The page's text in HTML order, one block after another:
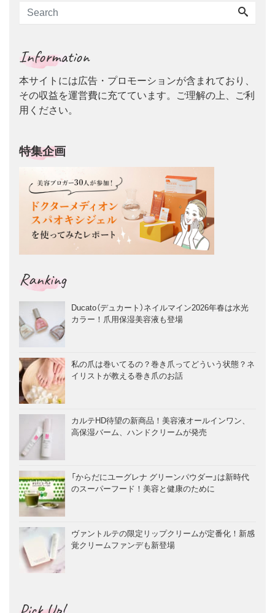
Information
本サイトには広告・プロモーションが含まれており、
その収益を運営費に充てています。ご理解の上、ご利
用ください。
特集企画
Ranking
Ducato（デュカート）ネイルマイン2026年春は水光
カラー！爪用保湿美容液も登場
私の爪は巻いてるの？巻き爪ってどういう状態？ネ
イリストが教える巻き爪のお話
カルテHD待望の新商品！美容液オールインワン、
高保湿バーム、ハンドクリームが発売
「からだにユーグレナ グリーンパウダー」は新時代
のスーパーフード！美容と健康のために
ヴァントルテの限定リップクリームが定番化！新感
覚クリームファンデも新登場